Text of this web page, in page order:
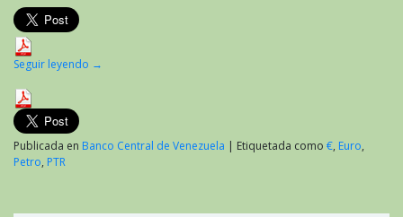
Seguir leyendo →
Publicada en Banco Central de Venezuela | Etiquetada como €, Euro,
Petro, PTR